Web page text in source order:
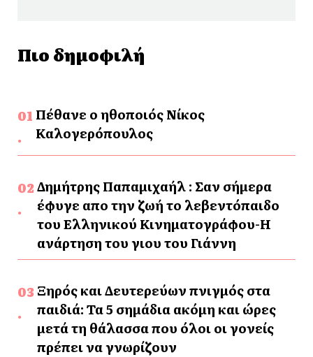
Πιο δημοφιλή
Πέθανε ο ηθοποιός Νίκος
Καλογερόπουλος
Δημήτρης Παπαμιχαήλ : Σαν σήμερα
έφυγε απο την ζωή το λεβεντόπαιδο
του Ελληνικού Κινηματογράφου-Η
ανάρτηση του γιου του Γιάννη
Ξηρός και Δευτερεύων πνιγμός στα
παιδιά: Τα 5 σημάδια ακόμη και ώρες
μετά τη θάλασσα που όλοι οι γονείς
πρέπει να γνωρίζουν